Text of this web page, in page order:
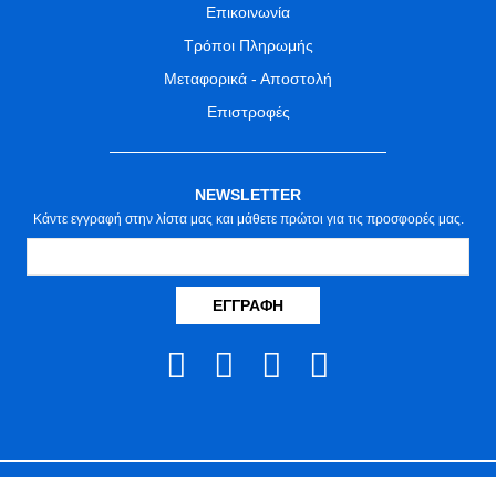
Επικοινωνία
Τρόποι Πληρωμής
Μεταφορικά - Αποστολή
Επιστροφές
NEWSLETTER
Κάντε εγγραφή στην λίστα μας και μάθετε πρώτοι για τις προσφορές μας.
ΕΓΓΡΑΦΉ